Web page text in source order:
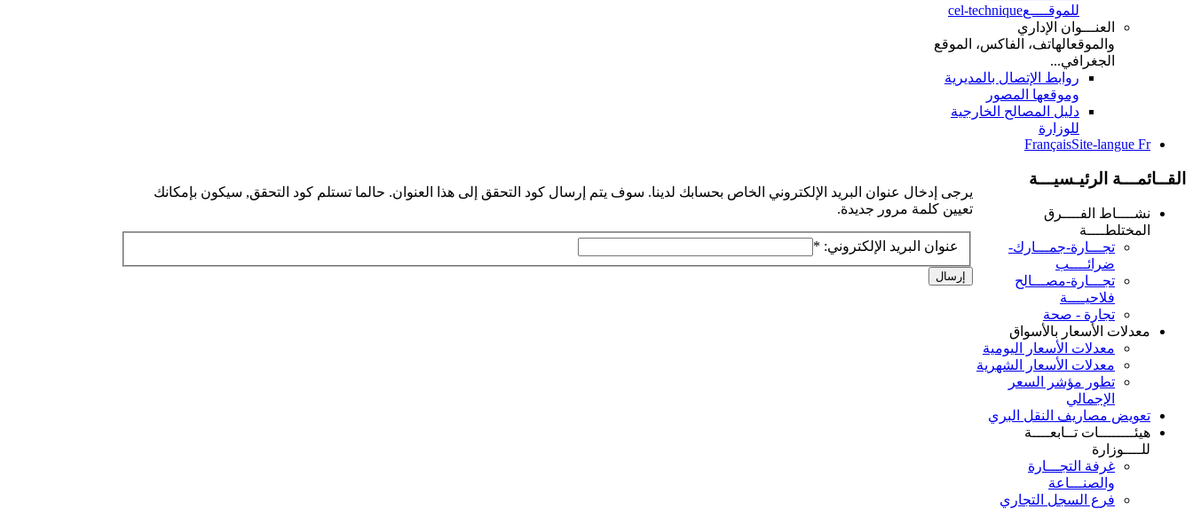
للموقــــعcel-technique
العنـــوان الإداري
والموقعالهاتف، الفاكس، الموقع
الجغرافي...
روابط الإتصال بالمديرية
وموقعها المصور
دليل المصالح الخارجية
للوزارة
FrançaisSite-langue Fr
يرجى إدخال عنوان البريد الإلكتروني الخاص بحسابك لدينا. سوف يتم إرسال كود التحقق إلى هذا العنوان. حالما تستلم كود التحقق, سيكون بإمكانك
تعيين كلمة مرور جديدة.
عنوان البريد الإلكتروني: *
إرسال
القــائمـــة الرئيـسيـــة
نشــــاط الفــــرق
المختلطــــة
تجـــارة-جمـــارك-
ضرائــــب
تجـــارة-مصـــالح
فلاحيــــة
تجارة - صحة
معدلات الأسعار بالأسواق
معدلات الأسعار اليومية
معدلات الأسعار الشهرية
تطور مؤشر السعر
الإجمالي
تعويض مصاريف النقل البري
هيئــــــــات تــابعــــة
للــــوزارة
غرفة التجـــارة
والصنـــاعة
فرع السجل التجاري